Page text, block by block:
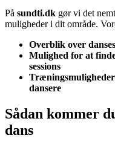
På sundti.dk gør vi det
muligheder i dit område.
Overblik over
Mulighed for at
sessions
Træningsmuligheder
dansere
Sådan kommer
dans